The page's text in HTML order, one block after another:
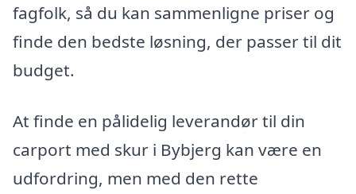
fagfolk, så du kan sammenligne priser og
finde den bedste løsning, der passer til dit
budget.
At finde en pålidelig leverandør til din
carport med skur i Bybjerg kan være en
udfordring, men med den rette